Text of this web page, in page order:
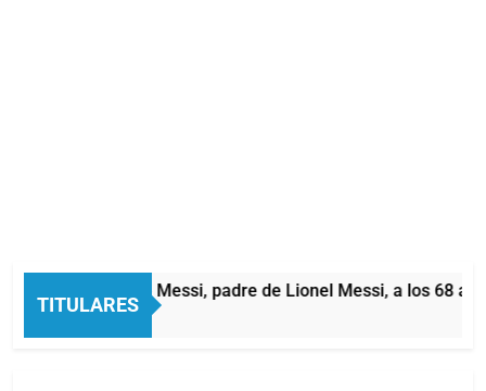
TITULARES
Murió Jorge Messi, padre de Lionel Messi, a los 68 años
3 Horas Atrás